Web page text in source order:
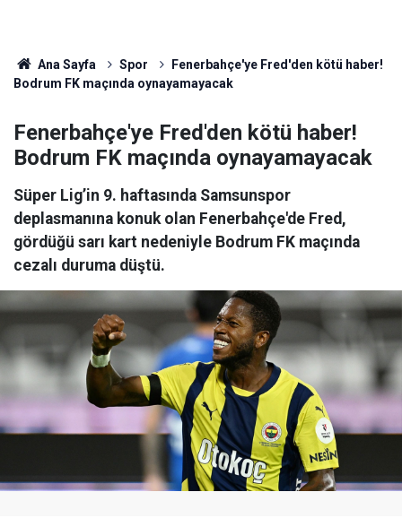
Ana Sayfa Spor
Fenerbahçe'ye Fred'den kötü haber!
Bodrum FK maçında oynayamayacak
Fenerbahçe'ye Fred'den kötü haber!
Bodrum FK maçında oynayamayacak
Süper Lig’in 9. haftasında Samsunspor
deplasmanına konuk olan Fenerbahçe'de Fred,
gördüğü sarı kart nedeniyle Bodrum FK maçında
cezalı duruma düştü.